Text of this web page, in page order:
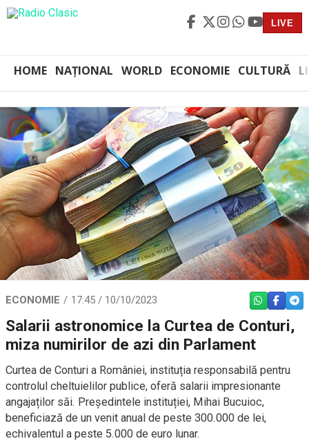
LIVE
HOME NAȚIONAL WORLD ECONOMIE CULTURĂ
ECONOMIE 17:45 / 10/10/2023 WHATSAPP
Salarii astronomice la Curtea de Conturi,
miza numirilor de azi din Parlament
Curtea de Conturi a României, instituția responsabilă pentru
controlul cheltuielilor publice, oferă salarii impresionante
angajaților săi. Președintele instituției, Mihai Bucuioc,
beneficiază de un venit anual de peste 300.000 de lei,
echivalentul a peste 5.000 de euro lunar.